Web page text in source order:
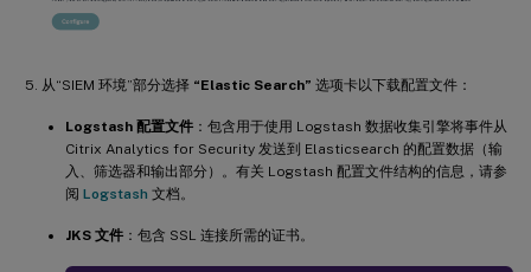
从“SIEM 环境”部分选择 “Elastic Search” 选项卡以下载配置文件：
Logstash 配置文件 ：包含用于使用 Logstash 数据收集引擎将事件从
Citrix Analytics for Security 发送到 Elasticsearch 的配置数据（输
入、筛选器和输出部分）。有关 Logstash 配置文件结构的信息，请参
阅 Logstash 文档。
JKS 文件 ：包含 SSL 连接所需的证书。